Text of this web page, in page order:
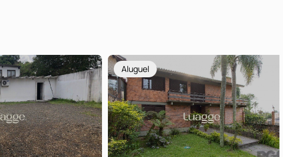
Aluguel